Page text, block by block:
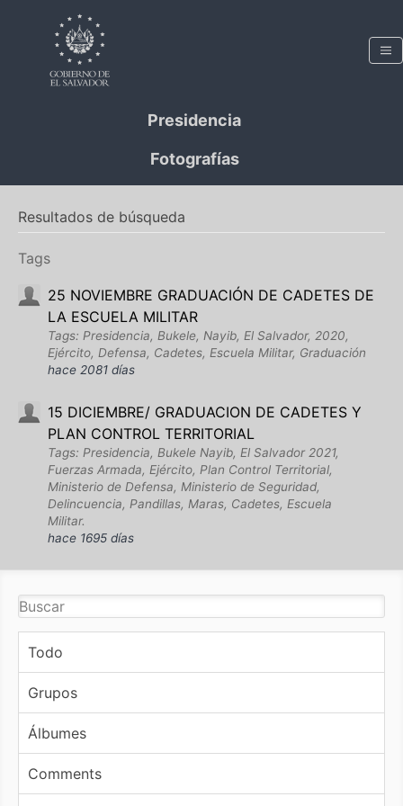
Presidencia
Fotografías
Resultados de búsqueda
Tags
25 NOVIEMBRE GRADUACIÓN DE CADETES DE
LA ESCUELA MILITAR
Tags: Presidencia, Bukele, Nayib, El Salvador, 2020,
Ejército, Defensa, Cadetes, Escuela Militar, Graduación
hace 2081 días
15 DICIEMBRE/ GRADUACION DE CADETES Y
PLAN CONTROL TERRITORIAL
Tags: Presidencia, Bukele Nayib, El Salvador 2021,
Fuerzas Armada, Ejército, Plan Control Territorial,
Ministerio de Defensa, Ministerio de Seguridad,
Delincuencia, Pandillas, Maras, Cadetes, Escuela
Militar.
hace 1695 días
Todo
Grupos
Álbumes
Comments